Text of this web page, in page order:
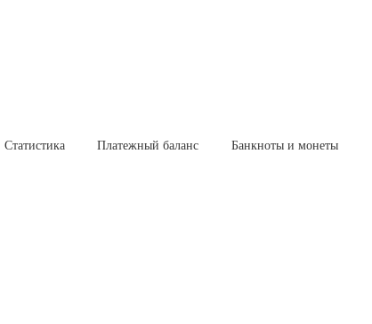
Статистика Платежный баланс Банкноты и монеты